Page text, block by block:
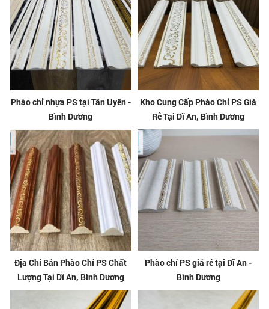
Phào chỉ nhựa PS tại Tân Uyên -
Bình Dương
Kho Cung Cấp Phào Chỉ PS Giá
Rẻ Tại Dĩ An, Bình Dương
Địa Chỉ Bán Phào Chỉ PS Chất
Lượng Tại Dĩ An, Bình Dương
Phào chỉ PS giá rẻ tại Dĩ An -
Bình Dương